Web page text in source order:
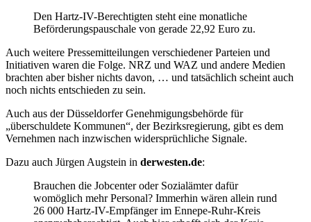
Den Hartz-IV-Berechtigten steht eine monatliche
Beförderungspauschale von gerade 22,92 Euro zu.
Auch weitere Pressemitteilungen verschiedener Parteien und
Initiativen waren die Folge. NRZ und WAZ und andere Medien
brachten aber bisher nichts davon, … und tatsächlich scheint auch
noch nichts entschieden zu sein.
Auch aus der Düsseldorfer Genehmigungsbehörde für
„überschuldete Kommunen“, der Bezirksregierung, gibt es dem
Vernehmen nach inzwischen widersprüchliche Signale.
Dazu auch Jürgen Augstein in derwesten.de:
Brauchen die Jobcenter oder Sozialämter dafür
womöglich mehr Personal? Immerhin wären allein rund
26 000 Hartz-IV-Empfänger im Ennepe-Ruhr-Kreis